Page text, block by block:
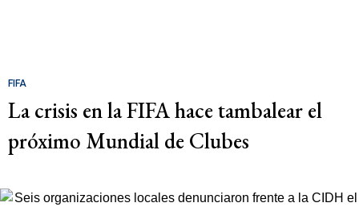
FIFA
La crisis en la FIFA hace tambalear el
próximo Mundial de Clubes